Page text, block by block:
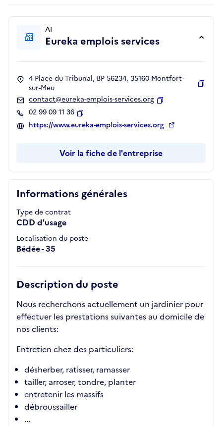
Informations générales
Type de contrat
CDD d'usage
Localisation du poste
Bédée - 35
Description du poste
Nous recherchons actuellement un jardinier pour
effectuer les prestations suivantes au domicile de
nos clients:
Entretien chez des particuliers:
désherber, ratisser, ramasser
tailler, arroser, tondre, planter
entretenir les massifs
débroussailler
...
AI
Eureka emplois services
4 Place du Tribunal, BP 56234, 35160 Montfort-
sur-Meu
contact@eureka-emplois-services.org
02 99 09 11 36
Copier
https://www.eureka-emplois-services.org
Voir la fiche de l'entreprise